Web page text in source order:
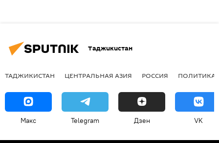
Таджикистан
ТАДЖИКИСТАН ЦЕНТРАЛЬНАЯ АЗИЯ РОССИЯ ПОЛИТИКА
Макс Telegram Дзен VK